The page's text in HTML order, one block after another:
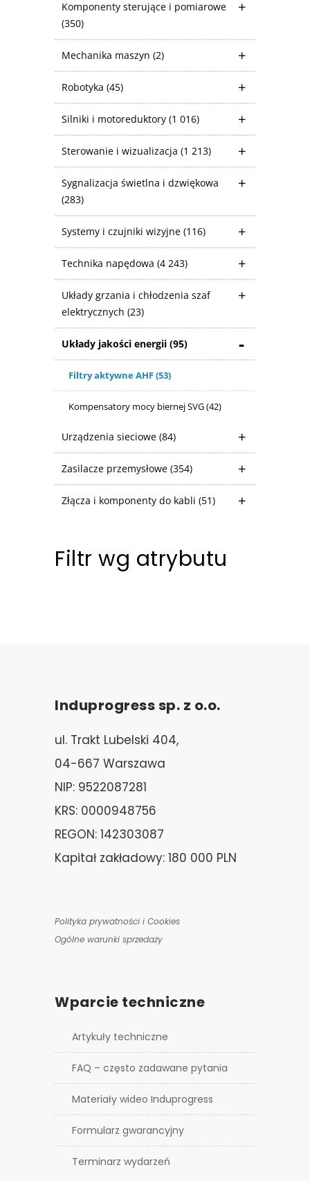
Komponenty sterujące i pomiarowe
(350)
Mechanika maszyn (2)
Robotyka (45)
Silniki i motoreduktory (1 016)
Sterowanie i wizualizacja (1 213)
Sygnalizacja świetlna i dzwiękowa
(283)
Systemy i czujniki wizyjne (116)
Technika napędowa (4 243)
Układy grzania i chłodzenia szaf
elektrycznych (23)
Układy jakości energii (95)
Filtry aktywne AHF(53)
Kompensatory mocy biernej SVG(42)
Urządzenia sieciowe (84)
Zasilacze przemysłowe (354)
Złącza i komponenty do kabli (51)
Filtr wg atrybutu
Induprogress sp. z o.o.
ul. Trakt Lubelski 404,
04-667 Warszawa
NIP: 9522087281
KRS: 0000948756
REGON: 142303087
Kapitał zakładowy: 180 000 PLN
Polityka prywatności i Cookies
Ogólne warunki sprzedaży
Wparcie techniczne
Artykuły techniczne
FAQ – często zadawane pytania
Materiały wideo Induprogress
Formularz gwarancyjny
Terminarz wydarzeń